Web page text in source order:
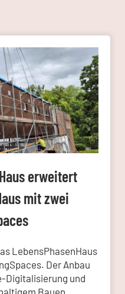
erweitert
mit zwei
LebensPhasenHaus
Der Anbau
Digitalisierung und
Bauen.